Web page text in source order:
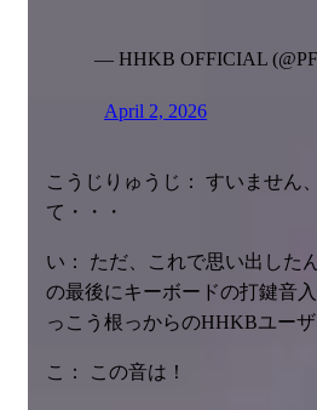
— HHKB OFFICIAL
April 2, 2026
こうじりゅうじ： すいません
て・・・
い： ただ、これで思い出した
の最後にキーボードの打鍵音
っこう根っからのHHKBユー
こ： この音は！